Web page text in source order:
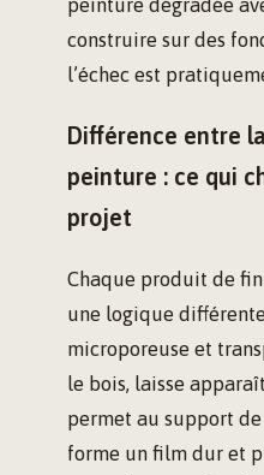
construire sur des
l’échec est
Différence entre
peinture : ce qui
projet
Chaque produit de
une logique
microporeuse et
le bois, laisse
permet au support
forme un film dur et